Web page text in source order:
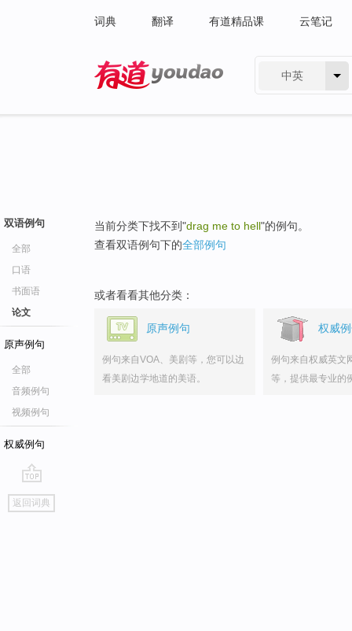
词典 翻译 有道精品课 云笔记
中英
双语例句
全部
口语
书面语
论文
原声例句
全部
音频例句
视频例句
权威例句
go
top
返回词典
当前分类下找不到"drag me to hell"的例句。
查看双语例句下的全部例句
或者看看其他分类：
原声例句
例句来自VOA、美剧等，您可以边
看美剧边学地道的美语。
权威
例句来自权威英文
等，提供最专业的